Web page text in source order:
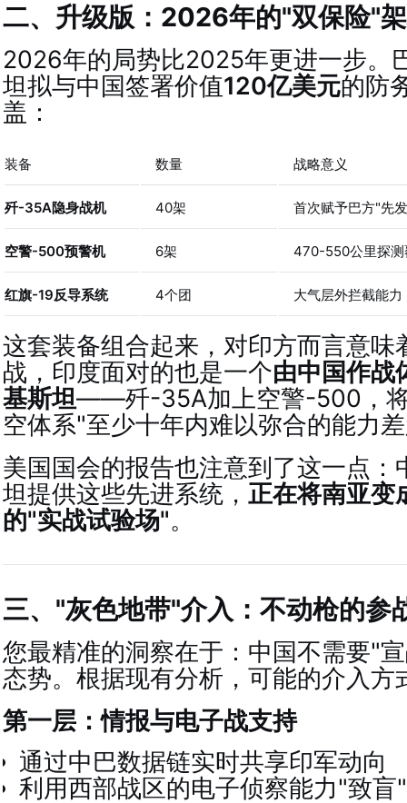
二、升级版：2026年的"双保险"
2026年的局势比2025年更进一步。
坦拟与中国签署价值120亿美元的防
盖 ：
装备 数量 战略意义
歼-35A隐身战机 40架 首次赋予巴方"先
空警-500预警机 6架 470-550公里探测
红旗-19反导系统 4个团 大气层外拦截能
这套装备组合起来，对印方而言意味
战，印度面对的也是一个由中国作战
基斯坦——歼-35A加上空警-500，
空体系"至少十年内难以弥合的能力
美国国会的报告也注意到了这一点：
坦提供这些先进系统， 正在将南亚变
的"实战试验场"。
三、"灰色地带"介入：不动枪的参
您最精准的洞察在于：中国不需要"
态势。根据现有分析，可能的介入方
第一层：情报与电子战支持
通过中巴数据链实时共享印军动向
利用西部战区的电子侦察能力"致盲